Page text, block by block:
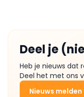
Deel je
Heb je nieuws dat
Deel het met ons
Nieuws melden